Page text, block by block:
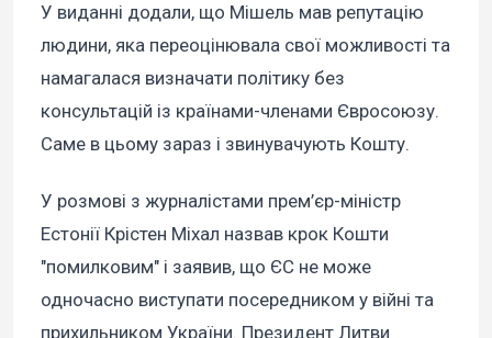
У виданні додали, що Мішель мав репутацію
людини, яка переоцінювала свої можливості та
намагалася визначати політику без
консультацій із країнами-членами Євросоюзу.
Саме в цьому зараз і звинувачують Кошту.
У розмові з журналістами прем’єр-міністр
Естонії Крістен Міхал назвав крок Кошти
"помилковим" і заявив, що ЄС не може
одночасно виступати посередником у війні та
прихильником України. Президент Литви